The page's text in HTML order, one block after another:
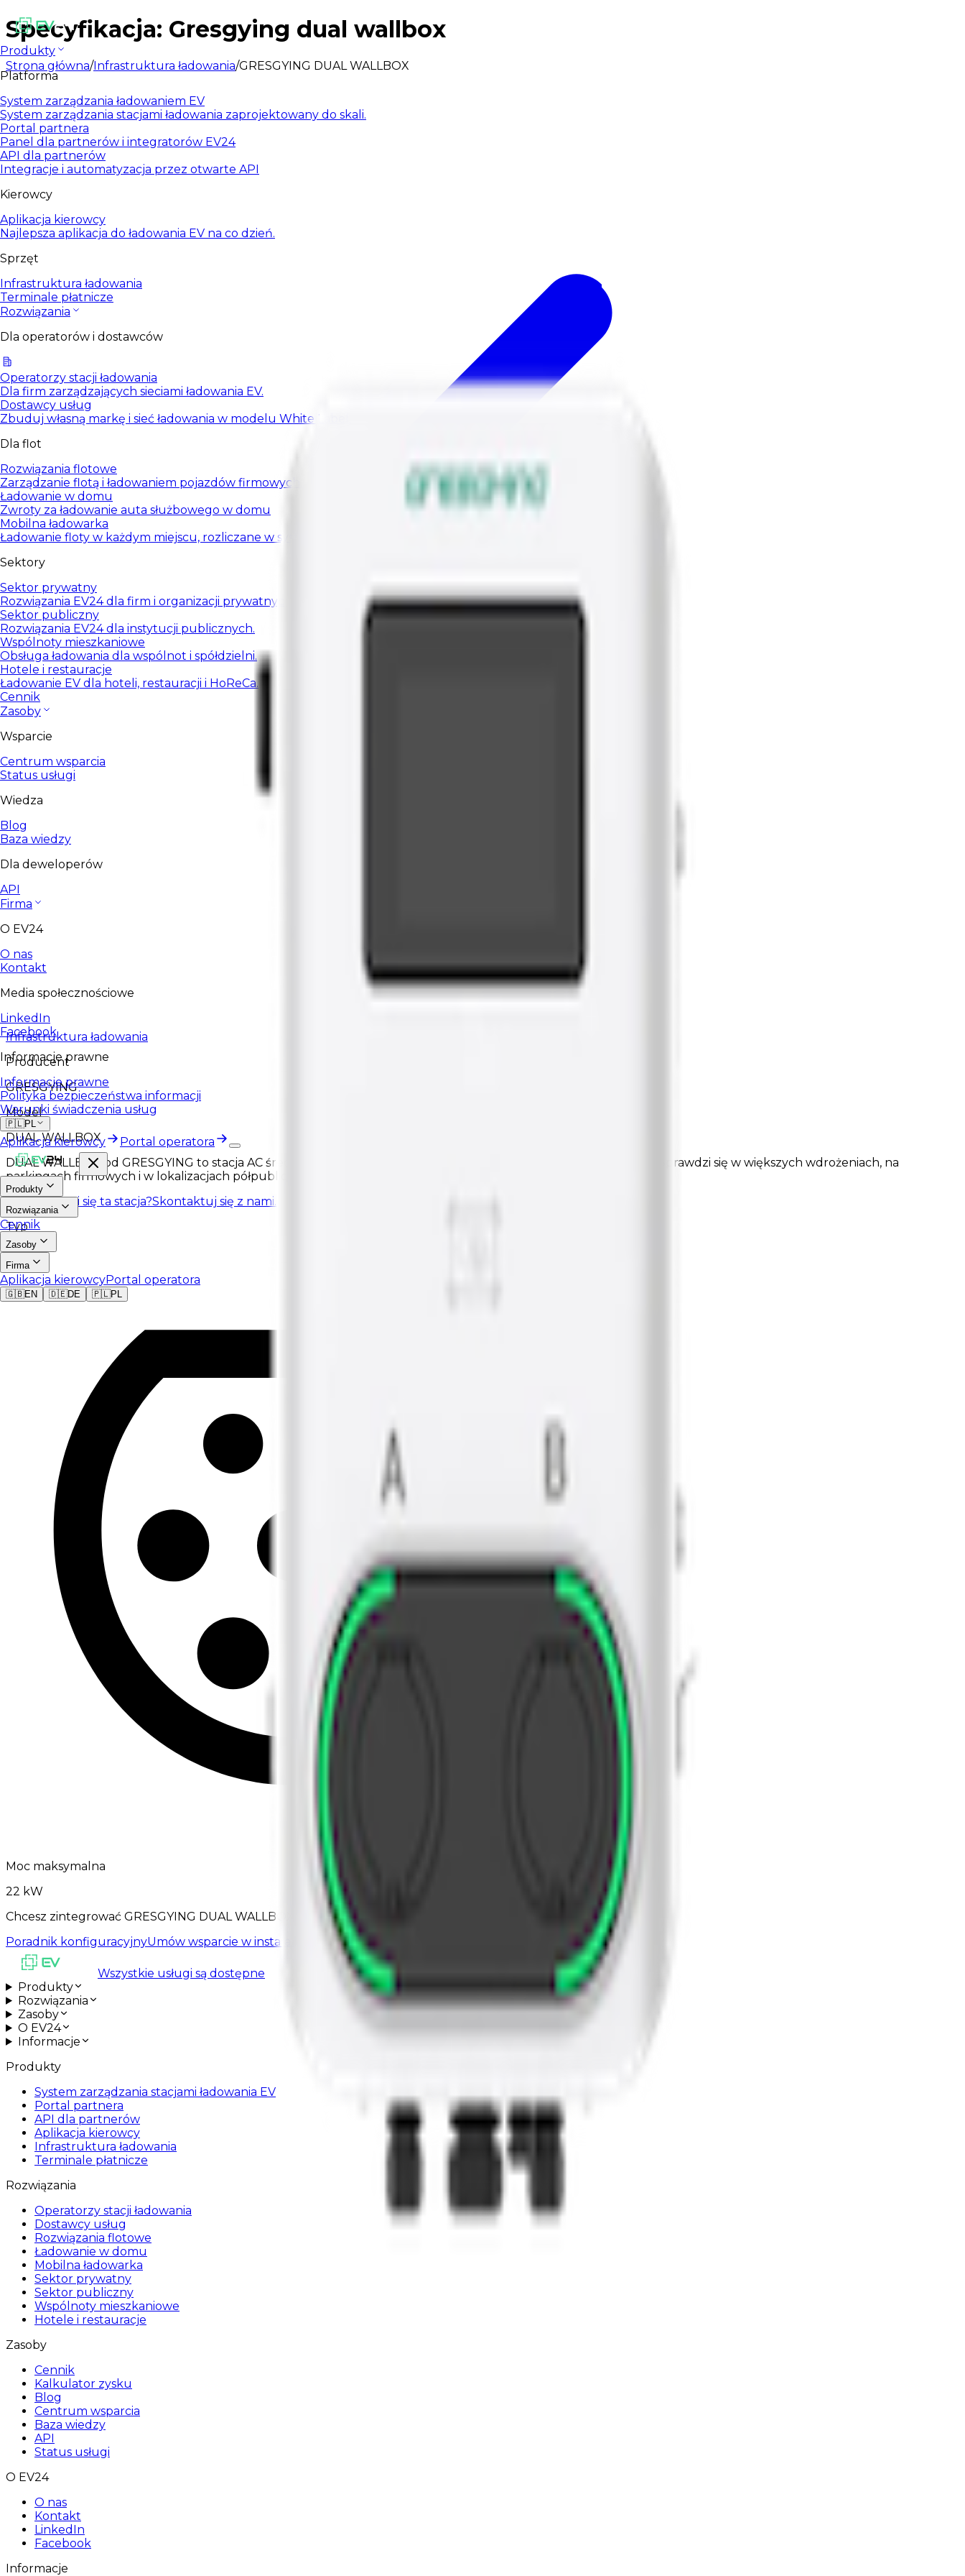
Produkty
Platforma
System zarządzania ładowaniem EV
System zarządzania stacjami ładowania zaprojektowany do skali.
Portal partnera
Panel dla partnerów i integratorów EV24
API dla partnerów
Integracje i automatyzacja przez otwarte API
Kierowcy
Aplikacja kierowcy
Najlepsza aplikacja do ładowania EV na co dzień.
Sprzęt
Infrastruktura ładowania
Terminale płatnicze
Rozwiązania
Dla operatorów i dostawców
Operatorzy stacji ładowania
Dla firm zarządzających sieciami ładowania EV.
Dostawcy usług
Zbuduj własną markę i sieć ładowania w modelu White Label.
Dla flot
Rozwiązania flotowe
Zarządzanie flotą i ładowaniem pojazdów firmowych.
Ładowanie w domu
Zwroty za ładowanie auta służbowego w domu
Mobilna ładowarka
Ładowanie floty w każdym miejscu, rozliczane w systemie
Sektory
Sektor prywatny
Rozwiązania EV24 dla firm i organizacji prywatnych.
Sektor publiczny
Rozwiązania EV24 dla instytucji publicznych.
Wspólnoty mieszkaniowe
Obsługa ładowania dla wspólnot i spółdzielni.
Hotele i restauracje
Ładowanie EV dla hoteli, restauracji i HoReCa.
Cennik
Zasoby
Wsparcie
Centrum wsparcia
Status usługi
Wiedza
Blog
Baza wiedzy
Dla deweloperów
API
Firma
O EV24
O nas
Kontakt
Media społecznościowe
LinkedIn
Facebook
Informacje prawne
Informacje prawne
Polityka bezpieczeństwa informacji
Warunki świadczenia usług
🇵🇱PL
Aplikacja kierowcy Portal operatora
Produkty
Rozwiązania
Cennik
Zasoby
Firma
Aplikacja kierowcyPortal operatora
🇬🇧EN 🇩🇪DE 🇵🇱PL
Specyfikacja: Gresgying dual wallbox
Strona główna/Infrastruktura ładowania/GRESGYING DUAL WALLBOX
Infrastruktura ładowania
Producent
GRESGYING
Model
DUAL WALLBOX
DUAL WALLBOX od GRESGYING to stacja AC średniej mocy z maksymalną mocą 22 kW i układem 2 złącze Type2. Sprawdzi się w większych wdrożeniach, na
parkingach firmowych i w lokalizacjach półpublicznych.
Spodobała Ci się ta stacja?Skontaktuj się z nami.
Typ
AC
Type2
Moc maksymalna
22 kW
Chcesz zintegrować GRESGYING DUAL WALLBOX z EV24?
Poradnik konfiguracyjnyUmów wsparcie w instalacji
Wszystkie usługi są dostępne
Produkty
Rozwiązania
Zasoby
O EV24
Informacje
Produkty
System zarządzania stacjami ładowania EV
Portal partnera
API dla partnerów
Aplikacja kierowcy
Infrastruktura ładowania
Terminale płatnicze
Rozwiązania
Operatorzy stacji ładowania
Dostawcy usług
Rozwiązania flotowe
Ładowanie w domu
Mobilna ładowarka
Sektor prywatny
Sektor publiczny
Wspólnoty mieszkaniowe
Hotele i restauracje
Zasoby
Cennik
Kalkulator zysku
Blog
Centrum wsparcia
Baza wiedzy
API
Status usługi
O EV24
O nas
Kontakt
LinkedIn
Facebook
Informacje